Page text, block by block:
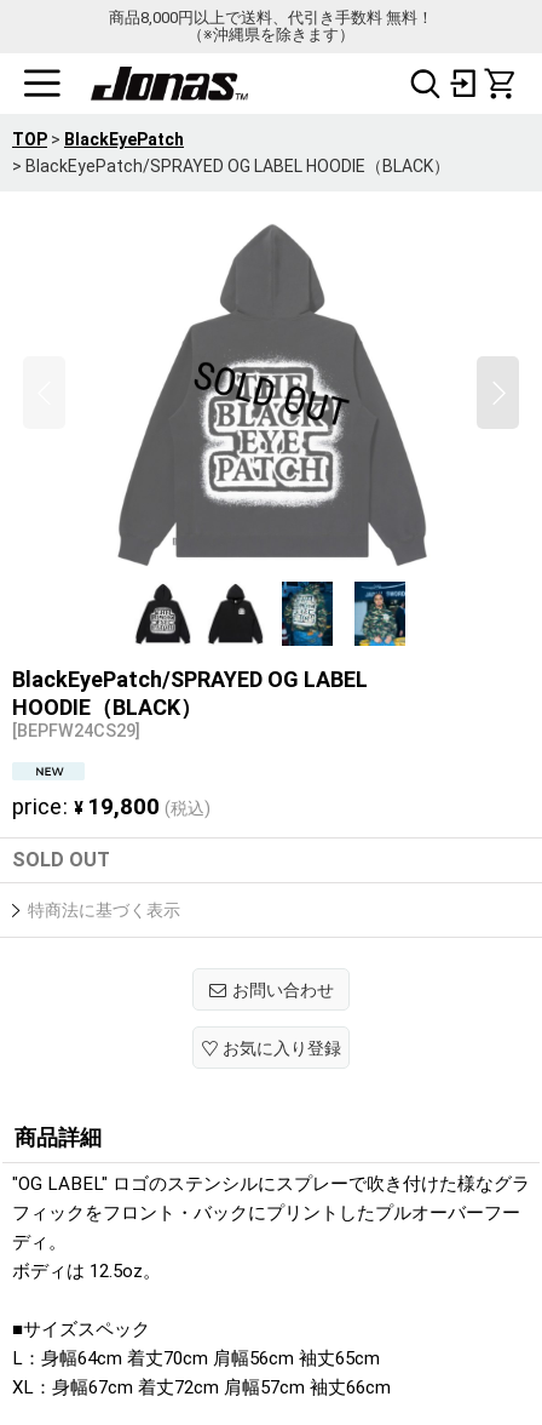
商品8,000円以上で送料、代引き手数料 無料！
（※沖縄県を除きます）
TOP > BlackEyePatch
> BlackEyePatch/SPRAYED OG LABEL HOODIE（BLACK）
BlackEyePatch/SPRAYED OG LABEL
HOODIE（BLACK）
[BEPFW24CS29]
price: ¥ 19,800 (税込)
SOLD OUT
特商法に基づく表示
お問い合わせ
お気に入り登録
商品詳細
"OG LABEL" ロゴのステンシルにスプレーで吹き付けた様なグラ
フィックをフロント・バックにプリントしたプルオーバーフー
ディ。
ボディは 12.5oz。
■サイズスペック
L：身幅64cm 着丈70cm 肩幅56cm 袖丈65cm
XL：身幅67cm 着丈72cm 肩幅57cm 袖丈66cm